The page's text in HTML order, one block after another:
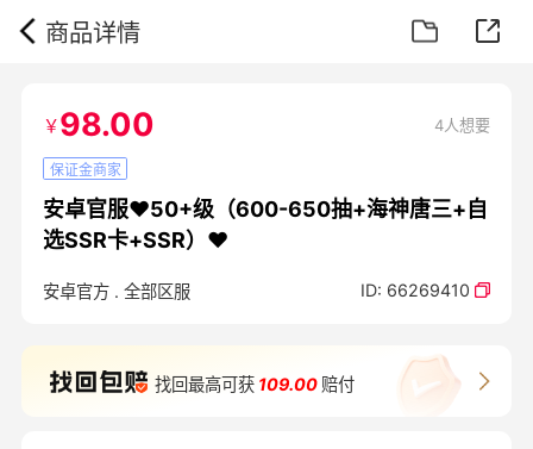
商品详情
￥98.00 4人想要
保证金商家
安卓官服❤️50+级（600-650抽+海神唐三+自
选SSR卡+SSR）❤️
安卓官方. 全部区服 ID: 66269410
找回最高可获 109.00 赔付